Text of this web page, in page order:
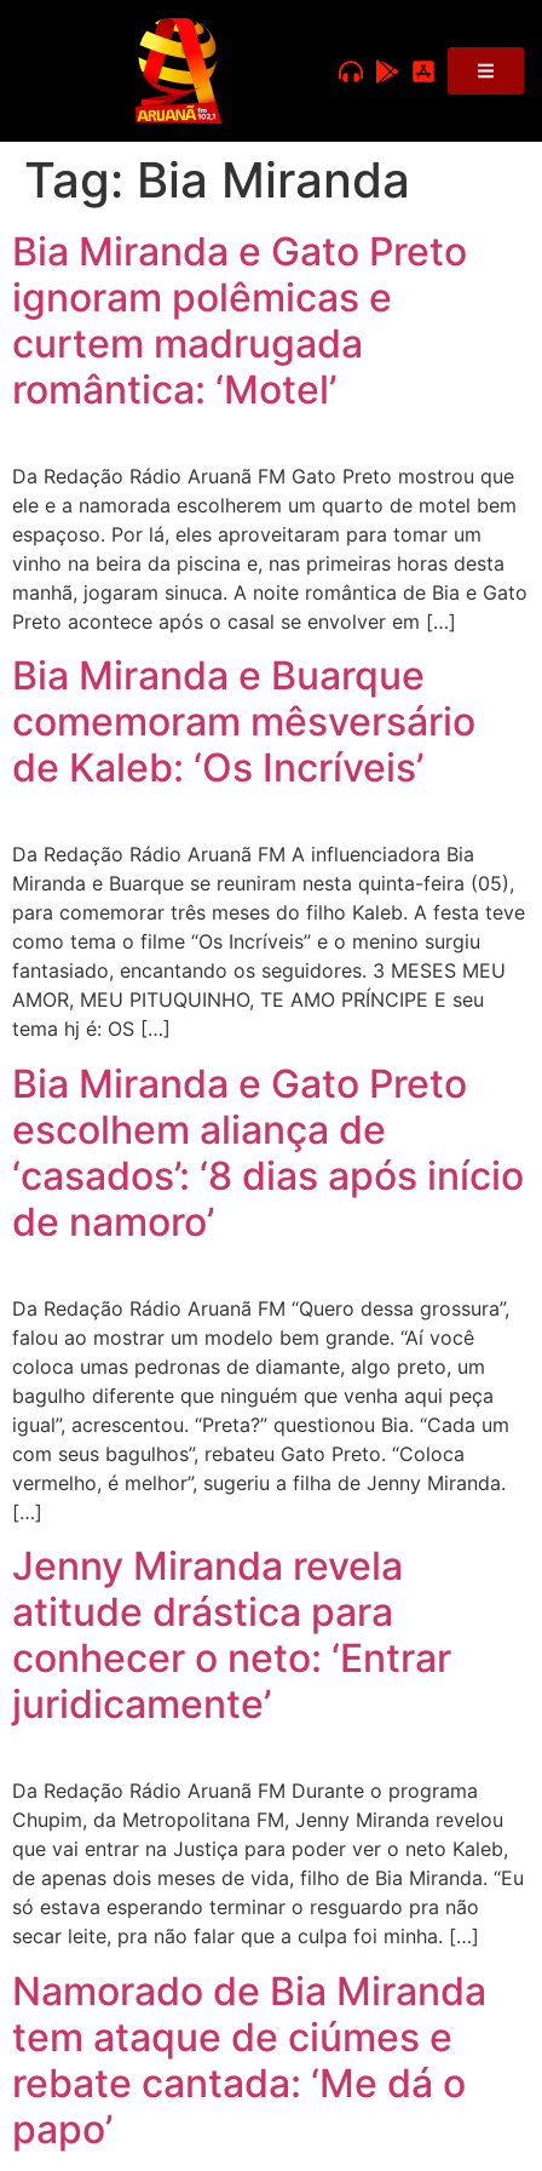
Tag: Bia Miranda
Bia Miranda e Gato Preto
ignoram polêmicas e
curtem madrugada
romântica: ‘Motel’
Da Redação Rádio Aruanã FM Gato Preto mostrou que
ele e a namorada escolherem um quarto de motel bem
espaçoso. Por lá, eles aproveitaram para tomar um
vinho na beira da piscina e, nas primeiras horas desta
manhã, jogaram sinuca. A noite romântica de Bia e Gato
Preto acontece após o casal se envolver em […]
Bia Miranda e Buarque
comemoram mêsversário
de Kaleb: ‘Os Incríveis’
Da Redação Rádio Aruanã FM A influenciadora Bia
Miranda e Buarque se reuniram nesta quinta-feira (05),
para comemorar três meses do filho Kaleb. A festa teve
como tema o filme “Os Incríveis” e o menino surgiu
fantasiado, encantando os seguidores. 3 MESES MEU
AMOR, MEU PITUQUINHO, TE AMO PRÍNCIPE E seu
tema hj é: OS […]
Bia Miranda e Gato Preto
escolhem aliança de
‘casados’: ‘8 dias após início
de namoro’
Da Redação Rádio Aruanã FM “Quero dessa grossura”,
falou ao mostrar um modelo bem grande. “Aí você
coloca umas pedronas de diamante, algo preto, um
bagulho diferente que ninguém que venha aqui peça
igual”, acrescentou. “Preta?” questionou Bia. “Cada um
com seus bagulhos”, rebateu Gato Preto. “Coloca
vermelho, é melhor”, sugeriu a filha de Jenny Miranda.
[…]
Jenny Miranda revela
atitude drástica para
conhecer o neto: ‘Entrar
juridicamente’
Da Redação Rádio Aruanã FM Durante o programa
Chupim, da Metropolitana FM, Jenny Miranda revelou
que vai entrar na Justiça para poder ver o neto Kaleb,
de apenas dois meses de vida, filho de Bia Miranda. “Eu
só estava esperando terminar o resguardo pra não
secar leite, pra não falar que a culpa foi minha. […]
Namorado de Bia Miranda
tem ataque de ciúmes e
rebate cantada: ‘Me dá o
papo’